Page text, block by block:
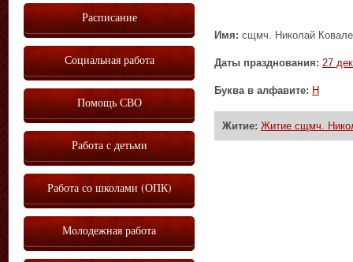
Имя: сщмч. Николай
Даты празднования: 27
Буква в алфавите: Н
Житие: Житие сщмч.
Расписание
Социальная работа
Помощь СВО
Работа с детьми
Работа со школами (ОПК)
Молодежная работа